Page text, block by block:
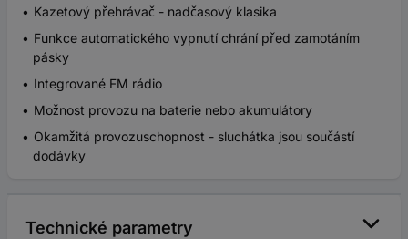
Kazetový přehrávač - nadčasový klasika
Funkce automatického vypnutí chrání před zamotáním
pásky
Integrované FM rádio
Možnost provozu na baterie nebo akumulátory
Okamžitá provozuschopnost - sluchátka jsou součástí
dodávky
Technické parametry